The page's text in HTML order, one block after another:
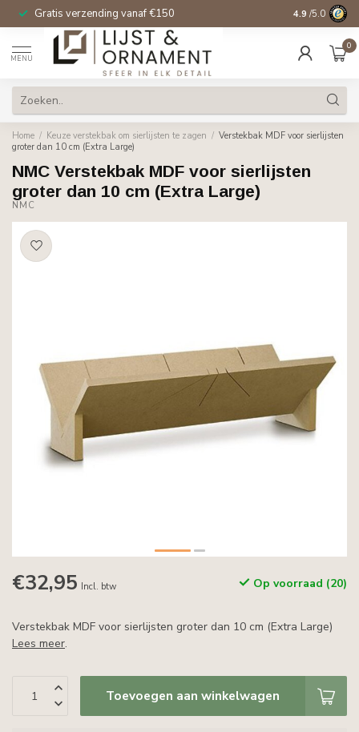
Gratis verzending vanaf €150 14 dagen
4.9 /5.0
MENU
0
Home / Keuze verstekbak om sierlijsten te zagen / Verstekbak MDF voor sierlijsten
groter dan 10 cm (Extra Large)
NMC Verstekbak MDF voor sierlijsten
groter dan 10 cm (Extra Large)
NMC
€32,95 Incl. btw Op voorraad (20)
Verstekbak MDF voor sierlijsten groter dan 10 cm (Extra Large)
Lees meer.
Toevoegen aan winkelwagen